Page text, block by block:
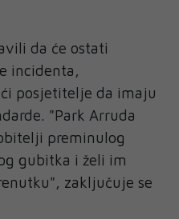
da će ostati
incidenta,
posjetitelje da imaju
"Park Arruda
preminulog
gubitka i želi im
zaključuje se